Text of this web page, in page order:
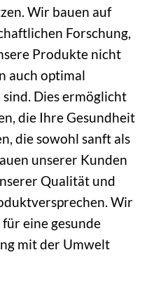
Wir bauen auf
Forschung,
Produkte nicht
auch optimal
Dies ermöglicht
die Ihre Gesundheit
die sowohl sanft als
unserer Kunden
Qualität und
Wir
eine gesunde
mit der Umwelt